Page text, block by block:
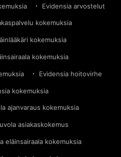
Evidensia arvostelut
kokemuksia
kokemuksia
kokemuksia
Evidensia hoitovirhe
kokemuksia
ajanvaraus kokemuksia
asiakaskokemus
eläinsairaala kokemuksia